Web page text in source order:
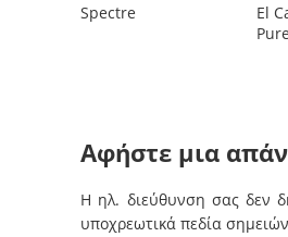
Spectre
El
Αφήστε μια
Η ηλ. διεύθυνση σας δεν
υποχρεωτικά πεδία